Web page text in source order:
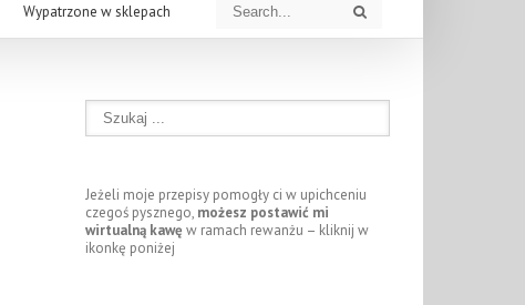
Wypatrzone w sklepach
Jeżeli moje przepisy pomogły ci w upichceniu
czegoś pysznego, możesz postawić mi
wirtualną kawę w ramach rewanżu – kliknij w
ikonkę poniżej